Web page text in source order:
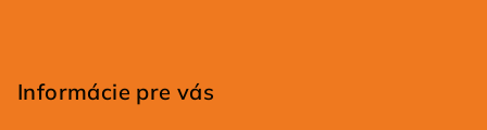
Informácie pre vás